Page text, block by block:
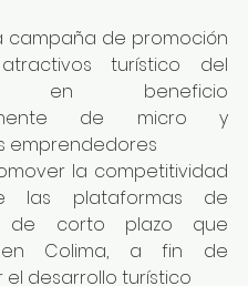
campaña de promoción
turístico del
en beneficio
de micro y
emprendedores
la competitividad
las plataformas de
de corto plazo que
Colima, a fin de
desarrollo turístico